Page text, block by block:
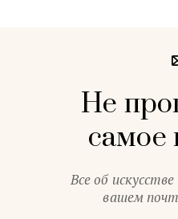
Не
самое
Все об
вашем